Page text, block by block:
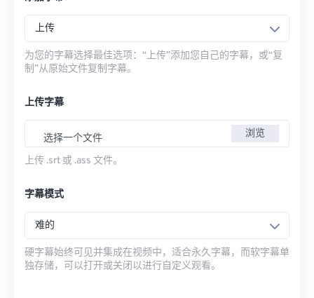
上传
为您的字幕选择最佳选项：“上传”添加您自己的字幕，或“复
制”从原始文件复制字幕。
上传字幕
选择一个文件 浏览
上传 .srt 或 .ass 文件。
字幕模式
难的
硬字幕始终可见并集成在视频中，适合永久字幕，而软字幕单
独存储，可以打开或关闭以进行自定义观看。